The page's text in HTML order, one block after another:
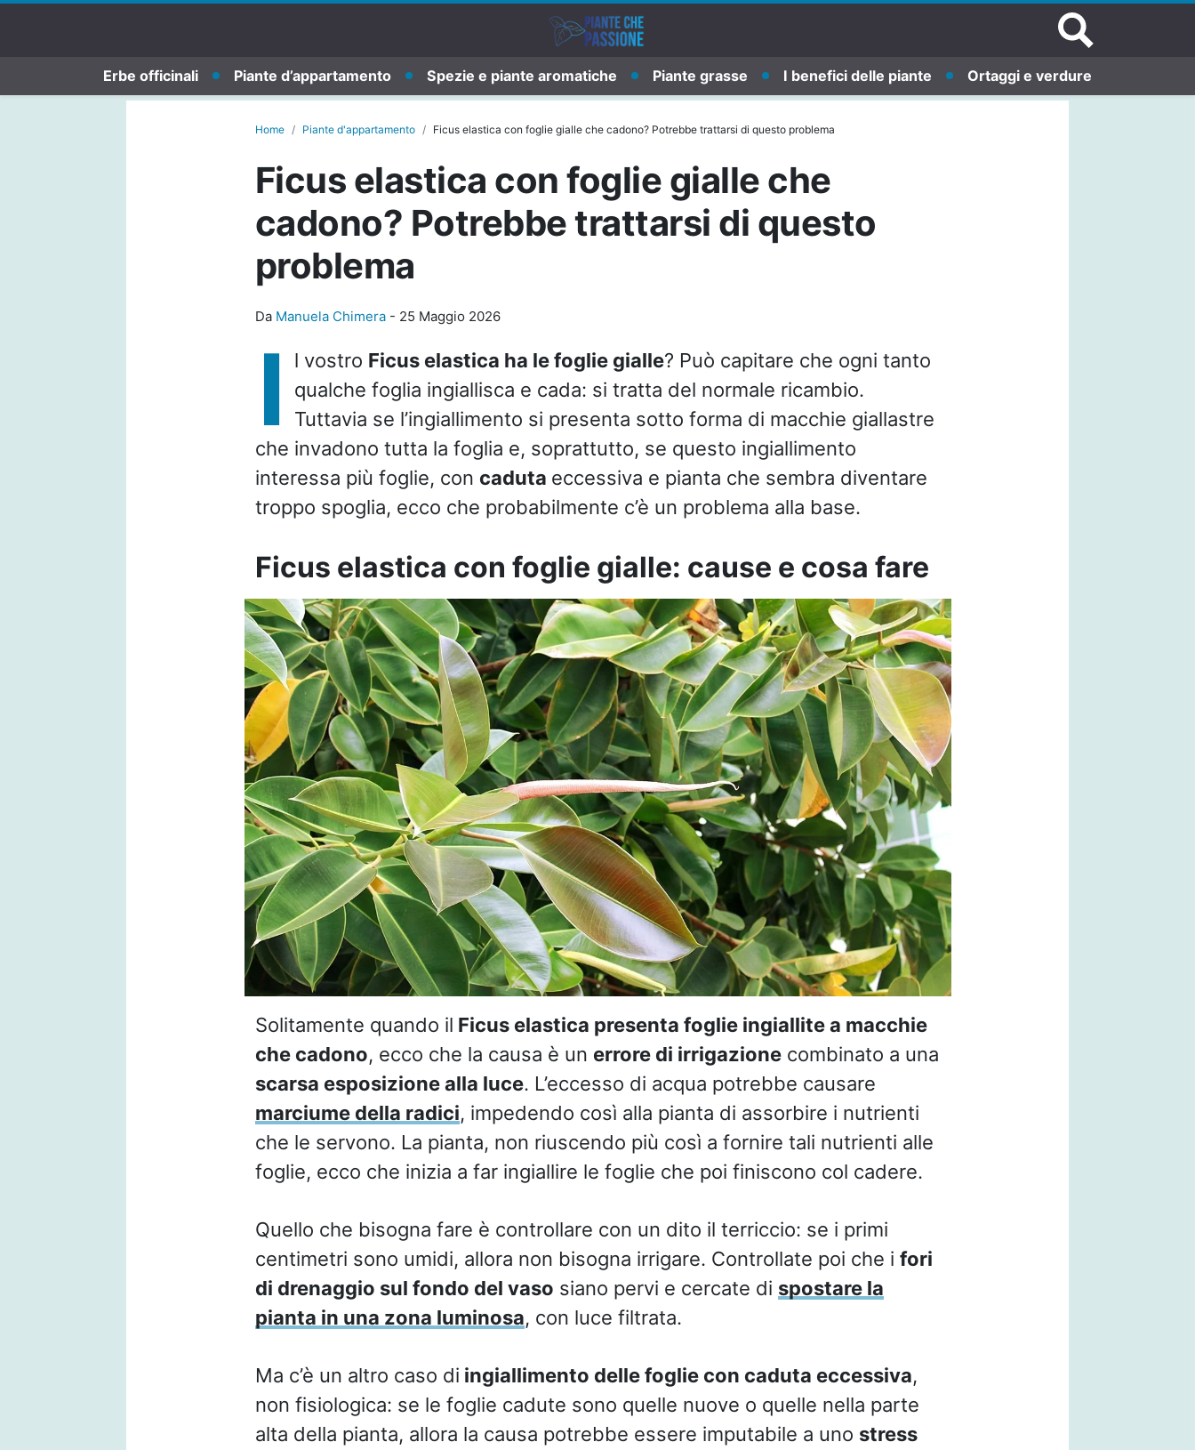
Erbe officinali Piante d’appartamento Spezie e piante aromatiche Piante grasse I benefici delle piante Ortaggi e verdure
Home Piante d'appartamento Ficus elastica con foglie gialle che cadono? Potrebbe trattarsi di questo problema
Ficus elastica con foglie gialle che
cadono? Potrebbe trattarsi di questo
problema
Da Manuela Chimera- 25 Maggio 2026
I l vostro Ficus elastica ha le foglie gialle? Può capitare che ogni tanto
qualche foglia ingiallisca e cada: si tratta del normale ricambio.
Tuttavia se l’ingiallimento si presenta sotto forma di macchie giallastre
che invadono tutta la foglia e, soprattutto, se questo ingiallimento
interessa più foglie, con caduta eccessiva e pianta che sembra diventare
troppo spoglia, ecco che probabilmente c’è un problema alla base.
Ficus elastica con foglie gialle: cause e cosa fare
Solitamente quando il Ficus elastica presenta foglie ingiallite a macchie
che cadono, ecco che la causa è un errore di irrigazionecombinato a una
scarsa esposizione alla luce. L’eccesso di acqua potrebbe causare
marciume della radici, impedendo così alla pianta di assorbire i nutrienti
che le servono. La pianta, non riuscendo più così a fornire tali nutrienti alle
foglie, ecco che inizia a far ingiallire le foglie che poi finiscono col cadere.
Quello che bisogna fare è controllare con un dito il terriccio: se i primi
centimetri sono umidi, allora non bisogna irrigare. Controllate poi che i fori
di drenaggio sul fondo del vaso siano pervi e cercate di spostare la
pianta in una zona luminosa, con luce filtrata.
Ma c’è un altro caso di ingiallimento delle foglie con caduta eccessiva,
non fisiologica: se le foglie cadute sono quelle nuove o quelle nella parte
alta della pianta, allora la causa potrebbe essere imputabile a uno stress